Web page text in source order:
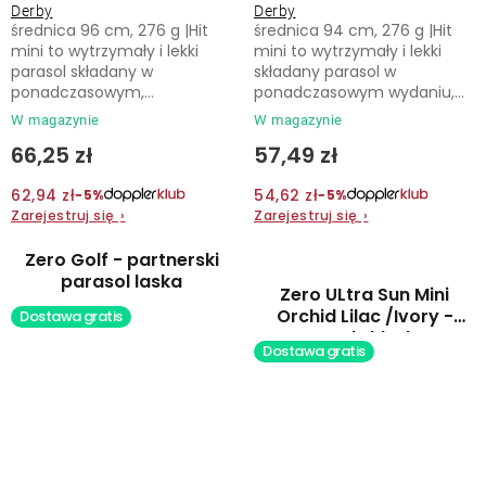
Derby
W magazynie
66,25 zł
62,94 zł−5%
Zarejestruj się ›
średnica 96 cm, 276 g |Hit
mini to wytrzymały i lekki
parasol składany w
ponadczasowym,...
Derby
W magazynie
57,49 zł
54,62 zł−5%
Zarejestruj się ›
średnica 94 cm, 276 g |Hit
mini to wytrzymały i lekki
składany parasol w
ponadczasowym wydaniu,...
Zero Golf - partnerski
parasol laska
Dostawa gratis
Zero ULtra Sun Mini
Orchid Lilac /Ivory -
parasol składany
Dostawa gratis